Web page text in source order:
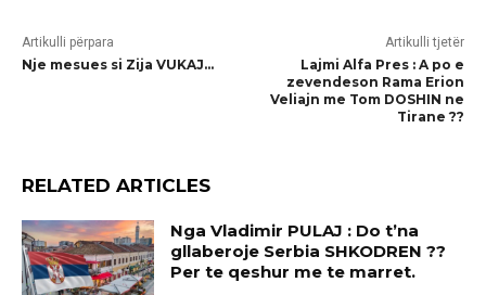
Artikulli përpara
Nje mesues si Zija VUKAJ…
Artikulli tjetër
Lajmi Alfa Pres : A po e
zevendeson Rama Erion
Veliajn me Tom DOSHIN ne
Tirane ??
RELATED ARTICLES
Nga Vladimir PULAJ : Do t’na
gllaberoje Serbia SHKODREN ??
Per te qeshur me te marret.